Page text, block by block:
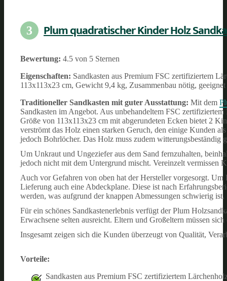
3 Plum quadratischer Kinder Holz
Bewertung: 4.5 von 5 Sternen
Eigenschaften: Sandkasten aus Premium FSC zertifiziertem
113x113x23 cm, Gewicht 9,4 kg, Zusammenbau nötig,
Traditioneller Sandkasten mit guter Ausstattung: Mit dem
Sandkasten im Angebot. Aus unbehandeltem FSC
Größe von 113x113x23 cm mit abgerundeten Ecken bietet 2
verströmt das Holz einen starken Geruch, den einige Kunden
jedoch Bohrlöcher. Das Holz muss zudem witterungsbeständig
Um Unkraut und Ungeziefer aus dem Sand fernzuhalten,
jedoch nicht mit dem Untergrund mischt. Vereinzelt vermissen
Auch vor Gefahren von oben hat der Hersteller vorgesorgt.
Lieferung auch eine Abdeckplane. Diese ist nach
werden, was aufgrund der knappen Abmessungen schwierig ist.
Für ein schönes Sandkastenerlebnis verfügt der Plum
Erwachsene selten ausreicht. Eltern und Großeltern müssen
Insgesamt zeigen sich die Kunden überzeugt von Qualität,
Vorteile:
Sandkasten aus Premium FSC zertifiziertem